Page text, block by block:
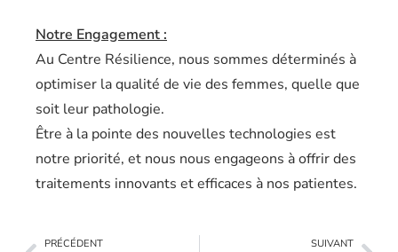
Notre Engagement :
Au Centre Résilience, nous sommes déterminés à
optimiser la qualité de vie des femmes, quelle que
soit leur pathologie.
Être à la pointe des nouvelles technologies est
notre priorité, et nous nous engageons à offrir des
traitements innovants et efficaces à nos patientes.
PRÉCÉDENT SUIVANT